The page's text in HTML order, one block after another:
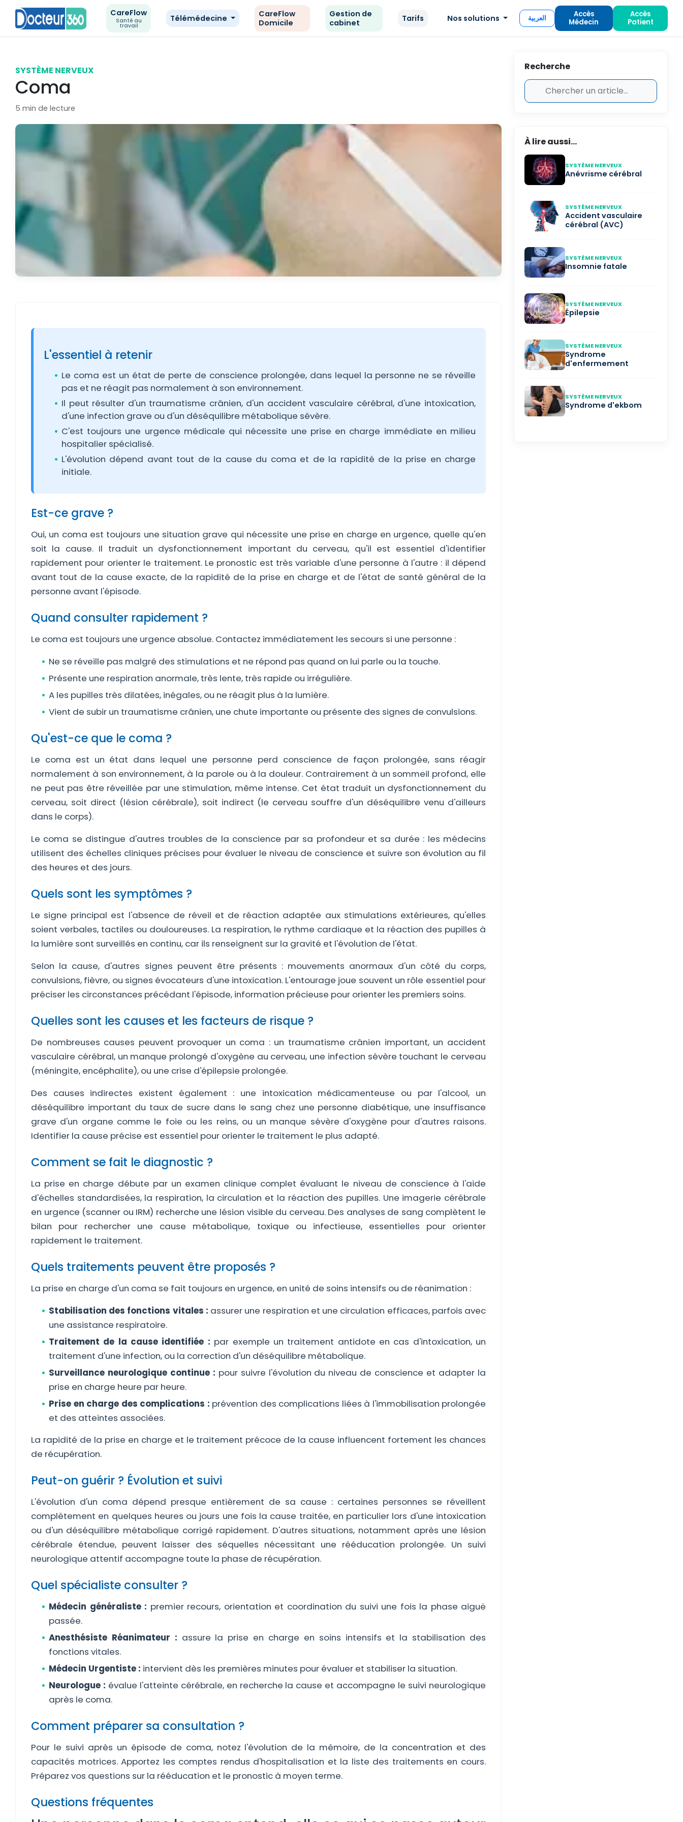
CareFlow
Santé au
travail
Télémédecine
CareFlow
Domicile
Gestion de
cabinet
Tarifs Nos solutions العربية
Accès
Médecin
Accès
Patient
SYSTÈME NERVEUX
Coma
5 min de lecture
L'essentiel à retenir
Le coma est un état de perte de conscience prolongée, dans lequel la personne ne se réveille
pas et ne réagit pas normalement à son environnement.
Il peut résulter d'un traumatisme crânien, d'un accident vasculaire cérébral, d'une intoxication,
d'une infection grave ou d'un déséquilibre métabolique sévère.
C'est toujours une urgence médicale qui nécessite une prise en charge immédiate en milieu
hospitalier spécialisé.
L'évolution dépend avant tout de la cause du coma et de la rapidité de la prise en charge
initiale.
Est-ce grave ?
Oui, un coma est toujours une situation grave qui nécessite une prise en charge en urgence, quelle qu'en
soit la cause. Il traduit un dysfonctionnement important du cerveau, qu'il est essentiel d'identifier
rapidement pour orienter le traitement. Le pronostic est très variable d'une personne à l'autre : il dépend
avant tout de la cause exacte, de la rapidité de la prise en charge et de l'état de santé général de la
personne avant l'épisode.
Quand consulter rapidement ?
Le coma est toujours une urgence absolue. Contactez immédiatement les secours si une personne :
Ne se réveille pas malgré des stimulations et ne répond pas quand on lui parle ou la touche.
Présente une respiration anormale, très lente, très rapide ou irrégulière.
A les pupilles très dilatées, inégales, ou ne réagit plus à la lumière.
Vient de subir un traumatisme crânien, une chute importante ou présente des signes de convulsions.
Qu'est-ce que le coma ?
Le coma est un état dans lequel une personne perd conscience de façon prolongée, sans réagir
normalement à son environnement, à la parole ou à la douleur. Contrairement à un sommeil profond, elle
ne peut pas être réveillée par une stimulation, même intense. Cet état traduit un dysfonctionnement du
cerveau, soit direct (lésion cérébrale), soit indirect (le cerveau souffre d'un déséquilibre venu d'ailleurs
dans le corps).
Le coma se distingue d'autres troubles de la conscience par sa profondeur et sa durée : les médecins
utilisent des échelles cliniques précises pour évaluer le niveau de conscience et suivre son évolution au fil
des heures et des jours.
Quels sont les symptômes ?
Le signe principal est l'absence de réveil et de réaction adaptée aux stimulations extérieures, qu'elles
soient verbales, tactiles ou douloureuses. La respiration, le rythme cardiaque et la réaction des pupilles à
la lumière sont surveillés en continu, car ils renseignent sur la gravité et l'évolution de l'état.
Selon la cause, d'autres signes peuvent être présents : mouvements anormaux d'un côté du corps,
convulsions, fièvre, ou signes évocateurs d'une intoxication. L'entourage joue souvent un rôle essentiel pour
préciser les circonstances précédant l'épisode, information précieuse pour orienter les premiers soins.
Quelles sont les causes et les facteurs de risque ?
De nombreuses causes peuvent provoquer un coma : un traumatisme crânien important, un accident
vasculaire cérébral, un manque prolongé d'oxygène au cerveau, une infection sévère touchant le cerveau
(méningite, encéphalite), ou une crise d'épilepsie prolongée.
Des causes indirectes existent également : une intoxication médicamenteuse ou par l'alcool, un
déséquilibre important du taux de sucre dans le sang chez une personne diabétique, une insuffisance
grave d'un organe comme le foie ou les reins, ou un manque sévère d'oxygène pour d'autres raisons.
Identifier la cause précise est essentiel pour orienter le traitement le plus adapté.
Comment se fait le diagnostic ?
La prise en charge débute par un examen clinique complet évaluant le niveau de conscience à l'aide
d'échelles standardisées, la respiration, la circulation et la réaction des pupilles. Une imagerie cérébrale
en urgence (scanner ou IRM) recherche une lésion visible du cerveau. Des analyses de sang complètent le
bilan pour rechercher une cause métabolique, toxique ou infectieuse, essentielles pour orienter
rapidement le traitement.
Quels traitements peuvent être proposés ?
La prise en charge d'un coma se fait toujours en urgence, en unité de soins intensifs ou de réanimation :
Stabilisation des fonctions vitales : assurer une respiration et une circulation efficaces, parfois avec
une assistance respiratoire.
Traitement de la cause identifiée : par exemple un traitement antidote en cas d'intoxication, un
traitement d'une infection, ou la correction d'un déséquilibre métabolique.
Surveillance neurologique continue : pour suivre l'évolution du niveau de conscience et adapter la
prise en charge heure par heure.
Prise en charge des complications : prévention des complications liées à l'immobilisation prolongée
et des atteintes associées.
La rapidité de la prise en charge et le traitement précoce de la cause influencent fortement les chances
de récupération.
Peut-on guérir ? Évolution et suivi
L'évolution d'un coma dépend presque entièrement de sa cause : certaines personnes se réveillent
complètement en quelques heures ou jours une fois la cause traitée, en particulier lors d'une intoxication
ou d'un déséquilibre métabolique corrigé rapidement. D'autres situations, notamment après une lésion
cérébrale étendue, peuvent laisser des séquelles nécessitant une rééducation prolongée. Un suivi
neurologique attentif accompagne toute la phase de récupération.
Quel spécialiste consulter ?
Médecin généraliste : premier recours, orientation et coordination du suivi une fois la phase aiguë
passée.
Anesthésiste Réanimateur : assure la prise en charge en soins intensifs et la stabilisation des
fonctions vitales.
Médecin Urgentiste : intervient dès les premières minutes pour évaluer et stabiliser la situation.
Neurologue : évalue l'atteinte cérébrale, en recherche la cause et accompagne le suivi neurologique
après le coma.
Comment préparer sa consultation ?
Pour le suivi après un épisode de coma, notez l'évolution de la mémoire, de la concentration et des
capacités motrices. Apportez les comptes rendus d'hospitalisation et la liste des traitements en cours.
Préparez vos questions sur la rééducation et le pronostic à moyen terme.
Questions fréquentes
Recherche
À lire aussi...
SYSTÈME NERVEUX
Anévrisme cérébral
SYSTÈME NERVEUX
Accident vasculaire
cérébral (AVC)
SYSTÈME NERVEUX
Insomnie fatale
SYSTÈME NERVEUX
Épilepsie
SYSTÈME NERVEUX
Syndrome
d'enfermement
SYSTÈME NERVEUX
Syndrome d'ekbom